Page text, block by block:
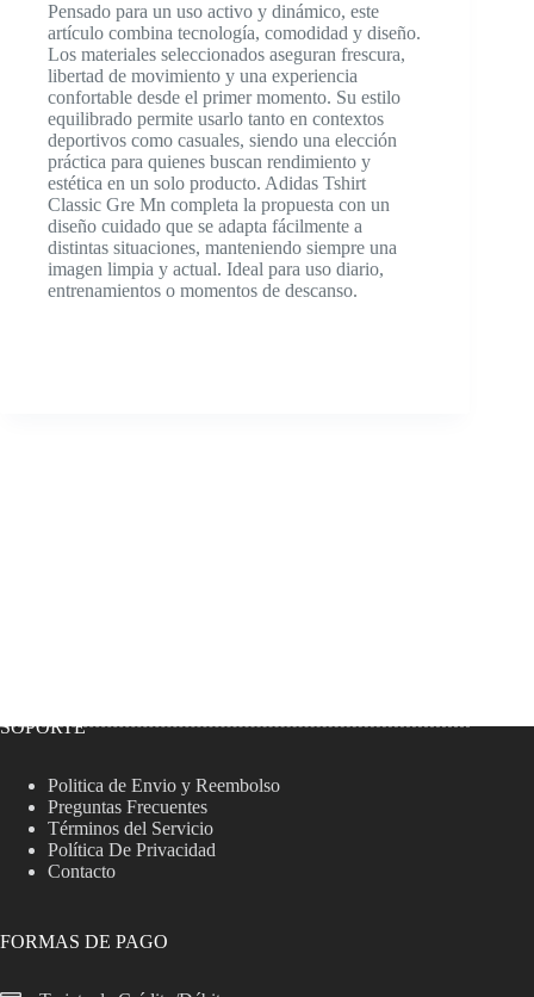
Pensado para un uso activo y dinámico, este
artículo combina tecnología, comodidad y diseño.
Los materiales seleccionados aseguran frescura,
libertad de movimiento y una experiencia
confortable desde el primer momento. Su estilo
equilibrado permite usarlo tanto en contextos
deportivos como casuales, siendo una elección
práctica para quienes buscan rendimiento y
estética en un solo producto. Adidas Tshirt
Classic Gre Mn completa la propuesta con un
diseño cuidado que se adapta fácilmente a
distintas situaciones, manteniendo siempre una
imagen limpia y actual. Ideal para uso diario,
entrenamientos o momentos de descanso.
SOPORTE
Politica de Envio y Reembolso
Preguntas Frecuentes
Términos del Servicio
Política De Privacidad
Contacto
FORMAS DE PAGO